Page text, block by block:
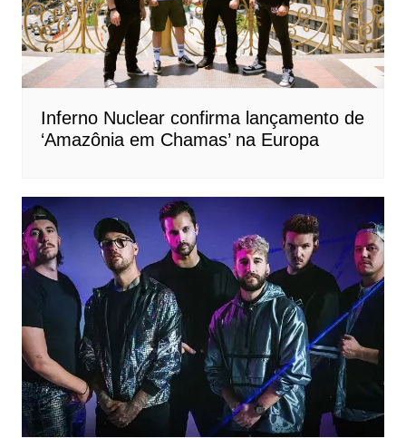
Inferno Nuclear confirma lançamento de
‘Amazônia em Chamas’ na Europa